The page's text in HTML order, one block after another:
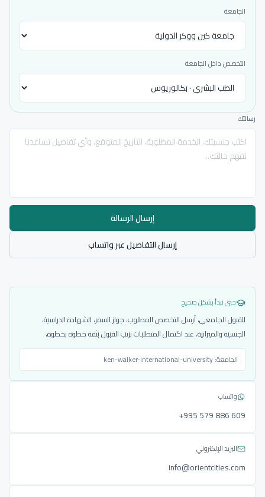
الجامعة
التخصص داخل الجامعة
رسالتك
إرسال الرسالة
إرسال التفاصيل عبر واتساب
حتى نبدأ بشكل صحيح
للقبول الجامعي، أرسل التخصص المطلوب، جواز السفر، الشهادة الدراسية،
الجنسية والميزانية. عند اكتمال المتطلبات نرتب القبول بثقة خطوة بخطوة.
الجامعة:ken-walker-international-university
واتساب
‎+995 579 886 609
البريد الإلكتروني
info@orientcities.com